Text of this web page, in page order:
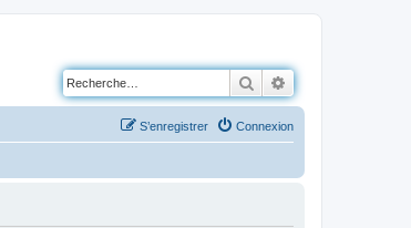
Rechercher
Connexion
S’enregistrer